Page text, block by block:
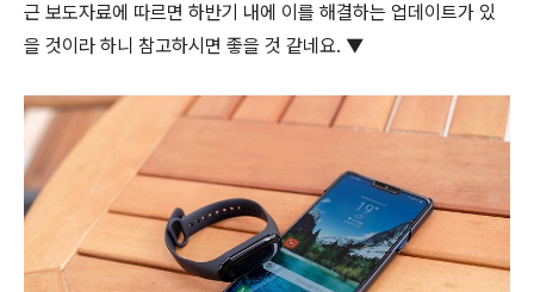
근 보도자료에 따르면 하반기 내에 이를 해결하는 업데이트가 있
을 것이라 하니 참고하시면 좋을 것 같네요. ▼